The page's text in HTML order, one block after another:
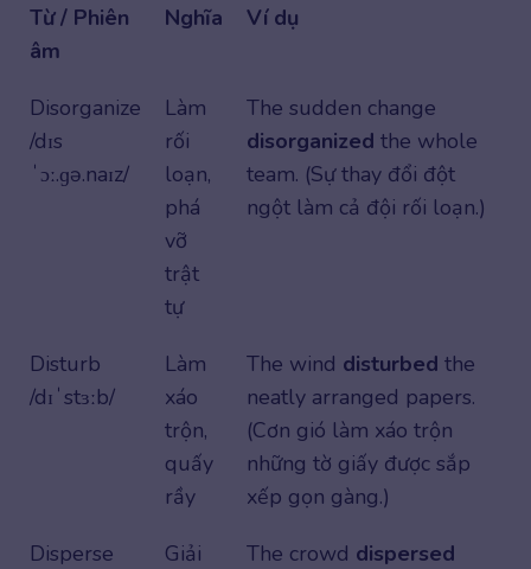
Từ / Phiên
âm
Nghĩa Ví dụ
Disorganize
/dɪs
ˈɔː.ɡə.naɪz/
Làm
rối
loạn,
phá
vỡ
trật
tự
The sudden change
disorganized the whole
team. (Sự thay đổi đột
ngột làm cả đội rối loạn.)
Disturb
/dɪˈstɜːb/
Làm
xáo
trộn,
quấy
rầy
The wind disturbed the
neatly arranged papers.
(Cơn gió làm xáo trộn
những tờ giấy được sắp
xếp gọn gàng.)
Disperse
Giải
The crowd dispersed